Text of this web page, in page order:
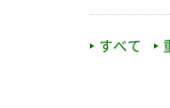
すべて